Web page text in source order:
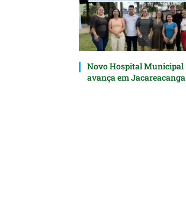
Novo Hospital Municipal
avança em Jacareacanga